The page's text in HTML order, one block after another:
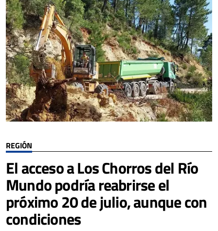
REGIÓN
El acceso a Los Chorros del Río
Mundo podría reabrirse el
próximo 20 de julio, aunque con
condiciones